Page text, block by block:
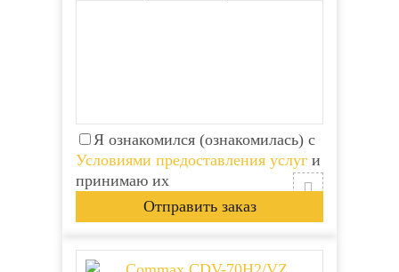
Я ознакомился (ознакомилась) с
Условиями предоставления услуг и
принимаю их